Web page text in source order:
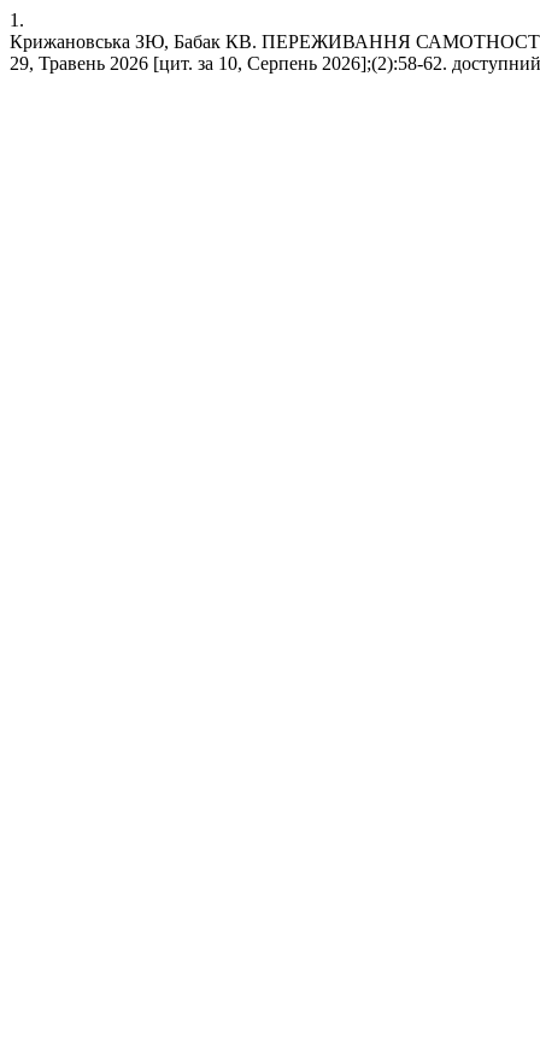
1.
Крижановська ЗЮ, Бабак КВ. ПЕРЕЖИВАННЯ
29, Травень 2026 [цит. за 10, Серпень 2026];(2):58-62.